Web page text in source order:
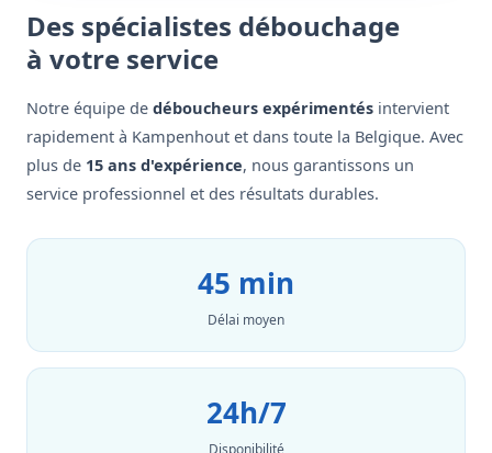
Des spécialistes débouchage
à votre service
Notre équipe de déboucheurs expérimentés intervient
rapidement à Kampenhout et dans toute la Belgique. Avec
plus de 15 ans d'expérience, nous garantissons un
service professionnel et des résultats durables.
45 min
Délai moyen
24h/7
Disponibilité